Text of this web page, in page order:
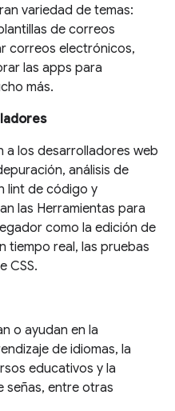
variedad de temas:
de correos
correos electrónicos,
las apps para
más.
a los desarrolladores web
análisis de
lint de código y
las Herramientas para
como la edición de
tiempo real, las pruebas
CSS.
o ayudan en la
de idiomas, la
educativos y la
señas, entre otras